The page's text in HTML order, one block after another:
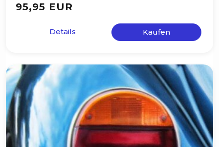
95,95 EUR
Details Kaufen